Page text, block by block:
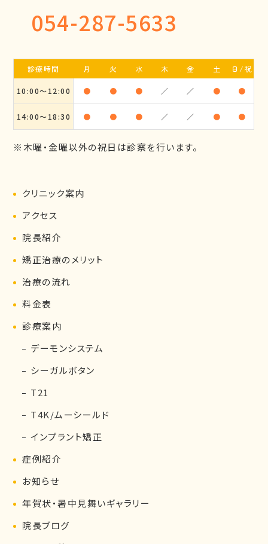
054-287-5633
診療時間 月 火 水 木 金 土 日/祝
10:00～12:00 ● ● ● ／ ／ ● ●
14:00～18:30 ● ● ● ／ ／ ● ●
※木曜・金曜以外の祝日は診察を行います。
クリニック案内
アクセス
院長紹介
矯正治療のメリット
治療の流れ
料金表
診療案内
デーモンシステム
シーガルボタン
T21
T4K/ムーシールド
インプラント矯正
症例紹介
お知らせ
年賀状・暑中見舞いギャラリー
院長ブログ